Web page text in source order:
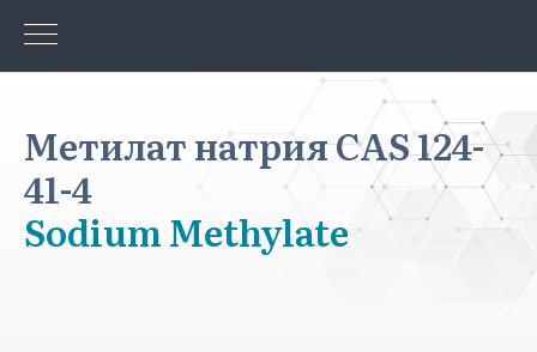
Метилат натрия CAS 124-
41-4
Sodium Methylate